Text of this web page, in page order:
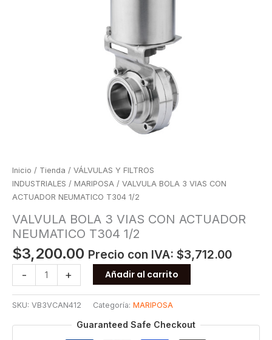
Inicio / Tienda / VÁLVULAS Y FILTROS
INDUSTRIALES / MARIPOSA / VALVULA BOLA 3 VIAS CON
ACTUADOR NEUMATICO T304 1/2
VALVULA BOLA 3 VIAS CON ACTUADOR
NEUMATICO T304 1/2
$3,200.00 Precio con IVA: $3,712.00
-
VALVULA
BOLA
3
VIAS
CON
+ Añadir al carrito
SKU: VB3VCAN412 Categoría: MARIPOSA
Guaranteed Safe Checkout